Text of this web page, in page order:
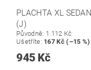
PLACHTA XL
(J)
Původně: 1 112 Kč
Ušetříte: 167 Kč (–15 %)
945 Kč